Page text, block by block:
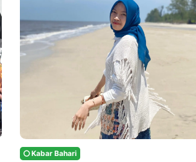
Kabar Bahari